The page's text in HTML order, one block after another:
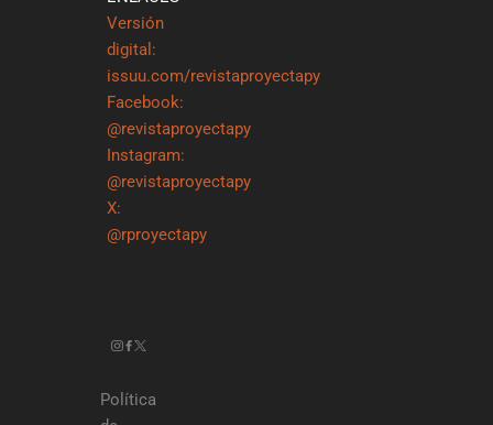
Versión
digital:
issuu.com/revistaproyectapy
Facebook:
@revistaproyectapy
Instagram:
@revistaproyectapy
X:
@rproyectapy
Política